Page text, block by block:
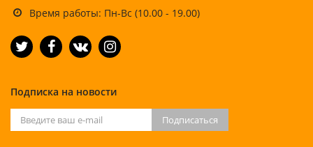
Время работы: Пн-Вс (10.00 - 19.00)
Подписка на новости
Подписаться